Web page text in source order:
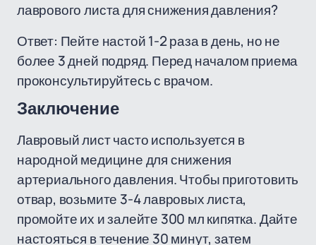
лаврового листа для снижения давления?
Ответ: Пейте настой 1-2 раза в день, но не
более 3 дней подряд. Перед началом приема
проконсультируйтесь с врачом.
Заключение
Лавровый лист часто используется в
народной медицине для снижения
артериального давления. Чтобы приготовить
отвар, возьмите 3-4 лавровых листа,
промойте их и залейте 300 мл кипятка. Дайте
настояться в течение 30 минут, затем